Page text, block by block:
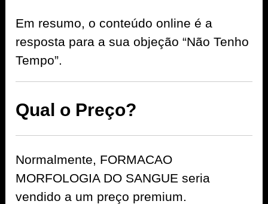
Em resumo, o conteúdo online é a
resposta para a sua objeção “Não Tenho
Tempo”.
Qual o Preço?
Normalmente, FORMACAO
MORFOLOGIA DO SANGUE seria
vendido a um preço premium.